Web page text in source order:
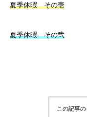
夏季休暇 その壱
夏季休暇 その弐
この記事